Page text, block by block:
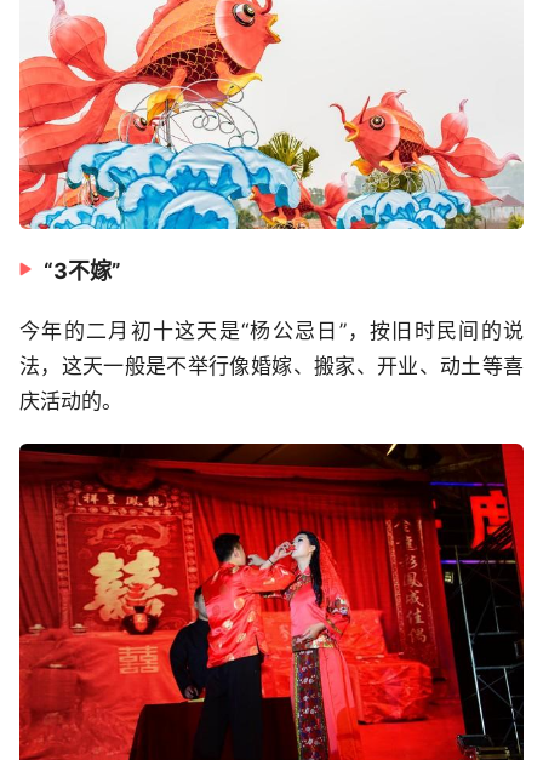
“3不嫁”
今年的二月初十这天是“杨公忌日”，按旧时民间的说
法，这天一般是不举行像婚嫁、搬家、开业、动土等喜
庆活动的。